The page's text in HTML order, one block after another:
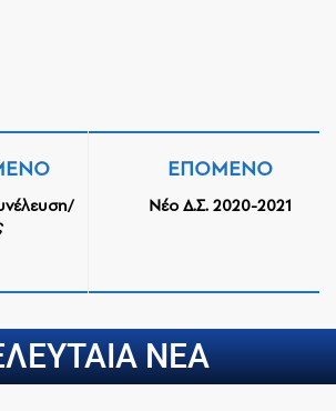
ΕΠΌΜΕΝΟ
Νέο Δ.Σ. 2020-2021
ΝΕΑ